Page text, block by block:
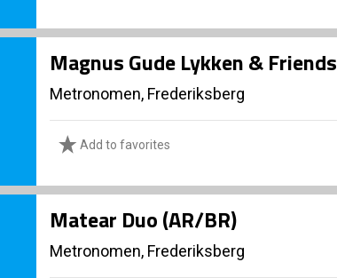
Magnus Gude Lykken & Friends
Metronomen, Frederiksberg
Add to favorites
Matear Duo (AR/BR)
Metronomen, Frederiksberg